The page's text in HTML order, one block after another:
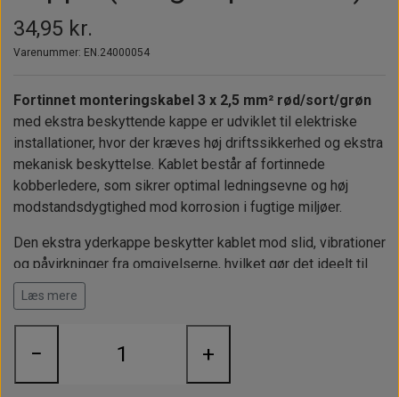
Busbars
Sikringer
Værktøj
Tilbehør
Motorbeslag
Brændstoftank
instrumenter
Additive
Børster & Svampe m.m.
El-artikler
Tøj
Diverse
Tovværk & fortøjning
Udlejning af bådudstyr
Hvem er vi
Fordele hos Shop12volt
Forhandler login
34,95 kr.
Varenummer: EN.24000054
Fortinnet monteringskabel 3 x 2,5 mm² rød/sort/grøn
med ekstra beskyttende kappe er udviklet til elektriske
installationer, hvor der kræves høj driftssikkerhed og ekstra
mekanisk beskyttelse. Kablet består af fortinnede
kobberledere, som sikrer optimal ledningsevne og høj
modstandsdygtighed mod korrosion i fugtige miljøer.
Den ekstra yderkappe beskytter kablet mod slid, vibrationer
og påvirkninger fra omgivelserne, hvilket gør det ideelt til
installationer i
krævende applikationer
Kabletsælges i metermål
, så du kan bestille præcis den
længde du har brug for.
Læs mere
− +